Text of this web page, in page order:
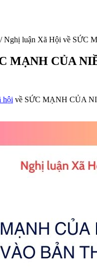
/Nghị luận Xã Hội về SỨC
MẠNH CỦA
hội về SỨC MẠNH CỦA